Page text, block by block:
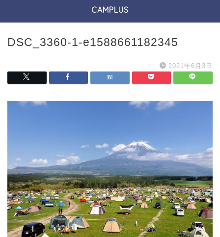
CAMPLUS
DSC_3360-1-e1588661182345
2021年6月3日